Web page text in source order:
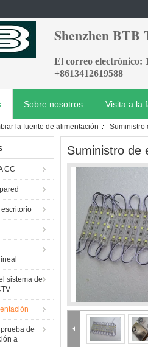
Shenzhen BTB
El correo electrónico:
+8613412619588
Sobre nosotros Visita a la
la fuente de alimentación Suministro
CC
sistema de
de
a
Suministro de